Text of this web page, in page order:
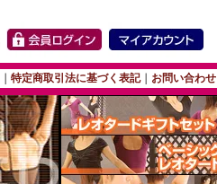
特定商取引法に基づく表記｜ お問い合わせ